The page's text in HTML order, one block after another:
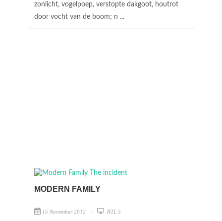
zonlicht, vogelpoep, verstopte dakgoot, houtrot
door vocht van de boom; n ...
MODERN FAMILY
15 November 2012 RTL 5